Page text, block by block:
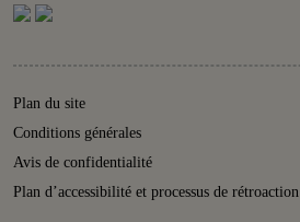
Plan du site
Conditions générales
Avis de confidentialité
Plan d’accessibilité et processus de rétroaction